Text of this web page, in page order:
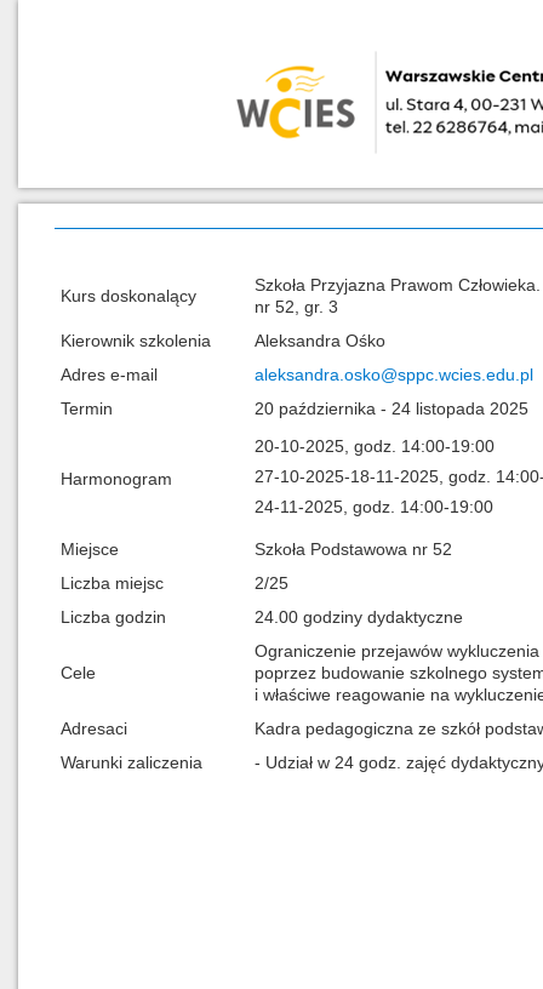
Kurs doskonalący
Szkoła Przyjazna Prawom
nr 52, gr. 3
Kierownik szkolenia
Aleksandra Ośko
Adres e-mail
aleksandra.osko@sppc.wcies.edu.pl
Termin
20 października - 24 listopada 2025
Harmonogram
20-10-2025, godz. 14:00-19:00
27-10-2025-18-11-2025, godz.
24-11-2025, godz. 14:00-19:00
Miejsce
Szkoła Podstawowa nr 52
Liczba miejsc
2/25
Liczba godzin
24.00 godziny dydaktyczne
Cele
Ograniczenie przejawów
poprzez budowanie szkolnego
i właściwe reagowanie na
Adresaci
Kadra pedagogiczna ze szkół
Warunki zaliczenia
- Udział w 24 godz. zajęć